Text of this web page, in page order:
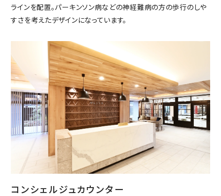
ラインを配置。パーキンソン病などの神経難病の方の歩行のしや
すさを考えたデザインになっています。
コンシェルジュカウンター